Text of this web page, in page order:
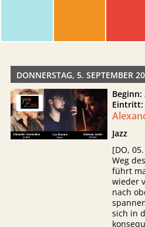
DONNERSTAG, 5. SEPTEMBER
Beginn:
Eintritt:
Jazz
[DO,
Weg
führt
wieder
nach
sich in